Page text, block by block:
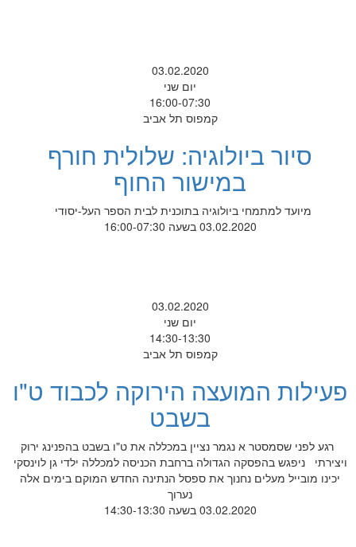
03.02.2020
יום שני
16:00-07:30
קמפוס תל אביב
סיור ביולוגיה: שלולית חורף
במישור החוף
מיועד למתמחי ביולוגיה בתוכנית לבית הספר העל-יסודי
03.02.2020 בשעה 16:00-07:30
03.02.2020
יום שני
14:30-13:30
קמפוס תל אביב
פעילות המועצה הירוקה לכבוד ט"ו
בשבט
רגע לפני שסמסטר א נגמר נציין במכללה את ט"ו בשבט בהפנינג ירוק
ויצירתי ניפגש בהפסקה הגדולה ברחבת הכניסה למכללה ילדי גן לוינסקי
יכינו מובייל מעלים נחנוך את ספסל הנתינה החדש המוקם בימים אלה
נערוך
03.02.2020 בשעה 14:30-13:30